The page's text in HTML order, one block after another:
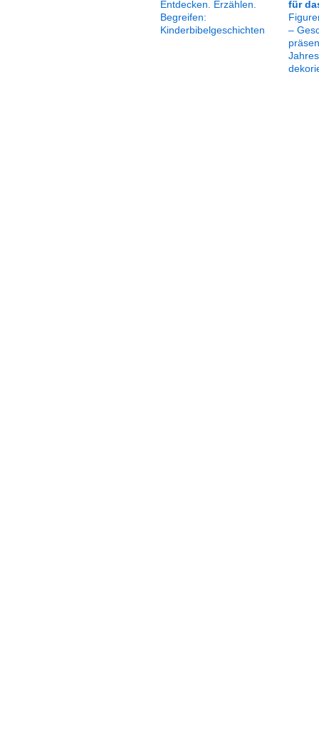
Entdecken. Erzählen.
Begreifen:
Kinderbibelgeschichten
für
–